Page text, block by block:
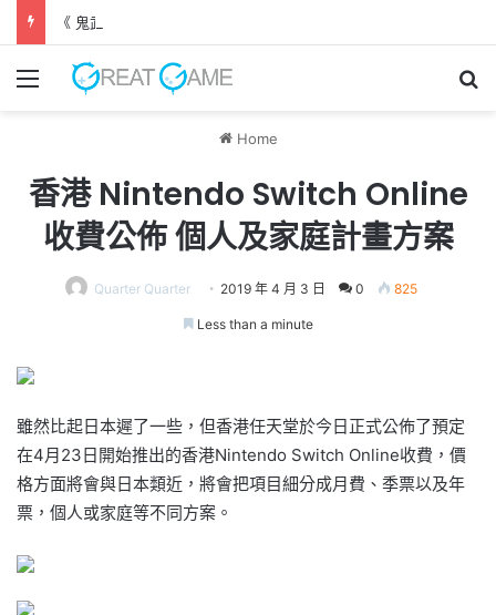
《 鬼武者 劍之道 》 實機試玩報告 源義經將是事件的起源！？
Menu
Home
香港 Nintendo Switch Online
收費公佈 個人及家庭計畫方案
Quarter Quarter 2019 年 4 月 3 日 0 825
Less than a minute
雖然比起日本遲了一些，但香港任天堂於今日正式公佈了預定
在4月23日開始推出的香港Nintendo Switch Online收費，價
格方面將會與日本類近，將會把項目細分成月費、季票以及年
票，個人或家庭等不同方案。